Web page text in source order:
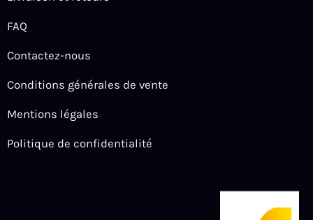
FAQ
Contactez-nous
Conditions générales de vente
Mentions légales
Politique de confidentialité